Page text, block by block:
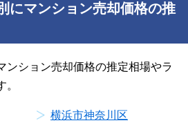
にマンション売却価格の推
ンション売却価格の推定相場やラ
横浜市神奈川区